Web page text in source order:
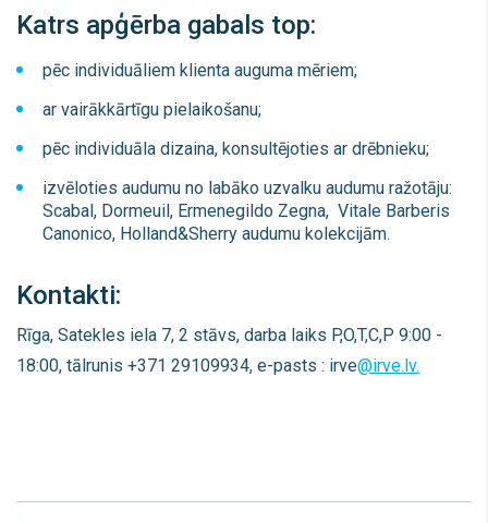
Katrs apģērba gabals top:
pēc individuāliem klienta auguma mēriem;
ar vairākkārtīgu pielaikošanu;
pēc individuāla dizaina, konsultējoties ar drēbnieku;
izvēloties audumu no labāko uzvalku audumu ražotāju:
Scabal, Dormeuil, Ermenegildo Zegna, Vitale Barberis
Canonico, Holland&Sherry audumu kolekcijām.
Kontakti:
Rīga, Satekles iela 7, 2 stāvs, darba laiks P,O,T,C,P 9:00 -
18:00, tālrunis +371 29109934, e-pasts : irve@irve.lv.